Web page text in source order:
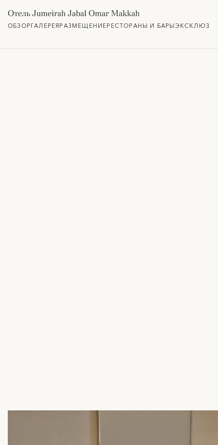
Отель Jumeirah Jabal Omar Makkah
ОБЗОРГАЛЕРЕЯРАЗМЕЩЕНИЕРЕСТОРАНЫ И БАРЫ